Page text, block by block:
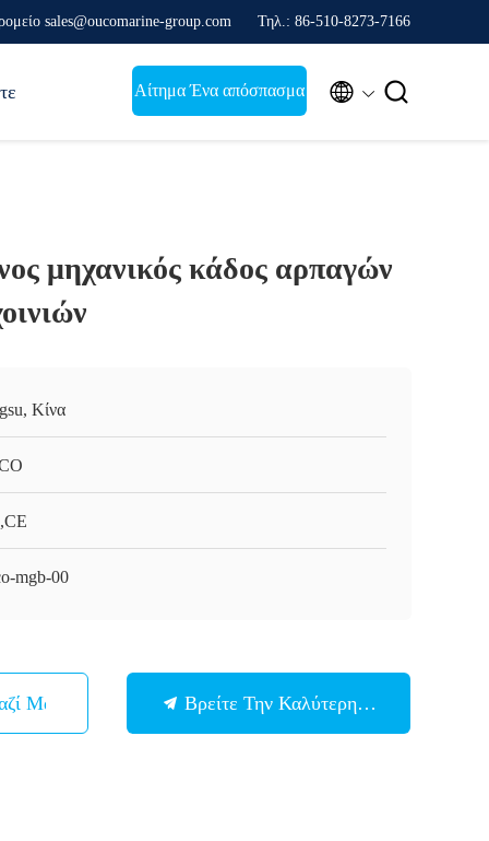
sales@oucomarine-group.com Τηλ.: 86-510-8273-7166
Αίτημα Ένα απόσπασμα  
μηχανικός κάδος αρπαγών
Κίνα
mgb-00
Μας Βρείτε Την Καλύτερη Τιμή